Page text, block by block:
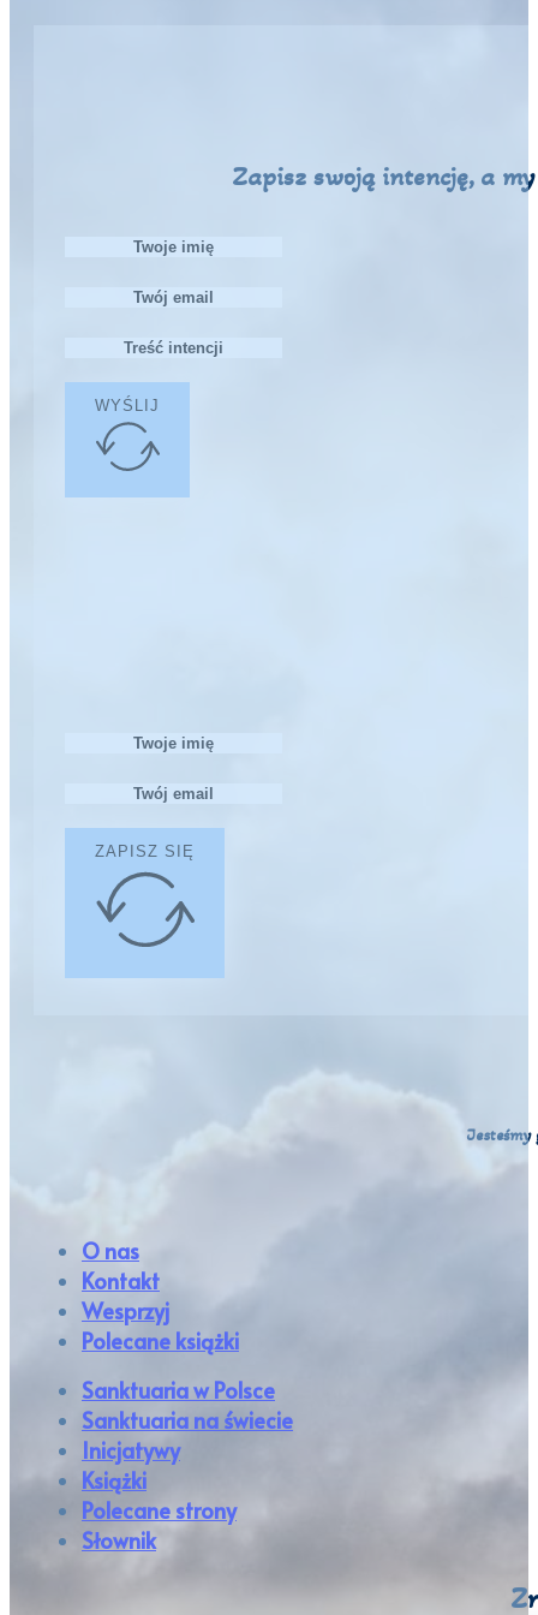
Zapisz swoją intencję, a
WYŚLIJ
ZAPISZ SIĘ
O nas
Kontakt
Wesprzyj
Polecane książki
Sanktuaria w Polsce
Sanktuaria na świecie
Inicjatywy
Książki
Polecane strony
Słownik